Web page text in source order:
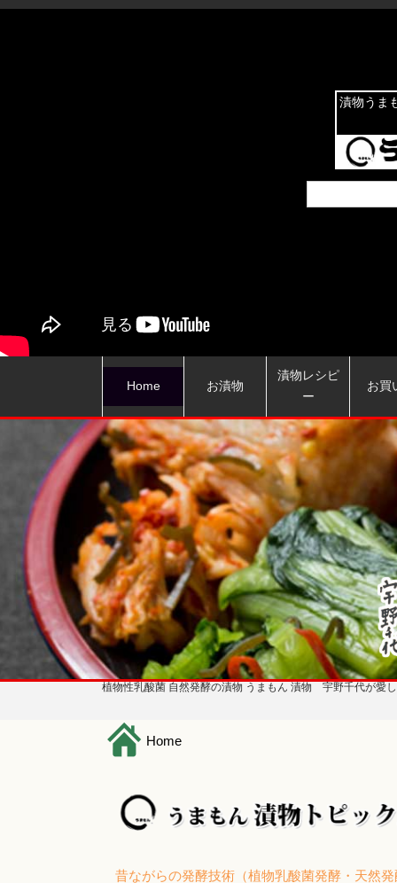
漬物うま
Home お漬物
漬物レシピ
ー
お買
植物性乳酸菌 自然発酵の漬物 うまもん 漬物 宇野千代が愛
Home
昔ながらの発酵技術（植物乳酸菌発酵・天然